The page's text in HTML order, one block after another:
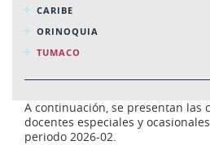
CARIBE
ORINOQUIA
TUMACO
A continuación, se presentan las
docentes especiales y
periodo 2026-02.